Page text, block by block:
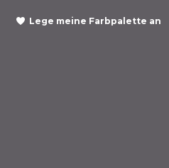
Lege meine Farbpalette an